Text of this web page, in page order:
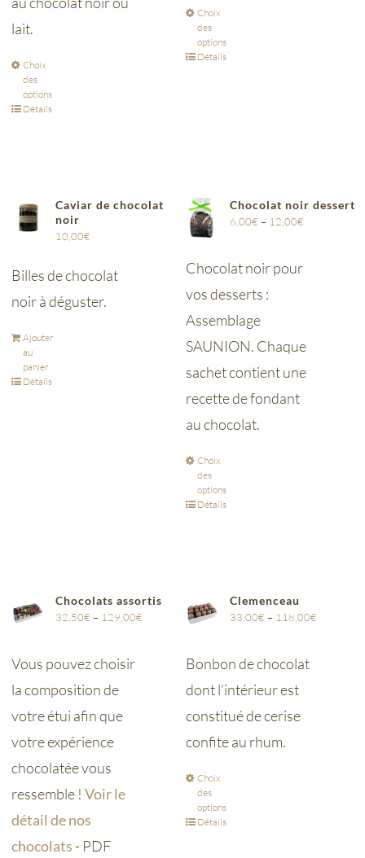
lait.
Choix
des
options
Détails
Choix
des
options
Détails
Caviar de chocolat
noir
10,00€
Billes de chocolat
noir à déguster.
Ajouter
au
panier
Détails
Chocolat noir dessert
6,00€ – 12,00€
Chocolat noir pour
vos desserts :
Assemblage
SAUNION. Chaque
sachet contient une
recette de fondant
au chocolat.
Choix
des
options
Détails
Chocolats assortis
32,50€ – 129,00€
Vous pouvez choisir
la composition de
votre étui afin que
votre expérience
chocolatée vous
ressemble !Voir le
détail de nos
chocolats - PDF
Clemenceau
33,00€ – 118,00€
Bonbon de chocolat
dont l’intérieur est
constitué de cerise
confite au rhum.
Choix
des
options
Détails